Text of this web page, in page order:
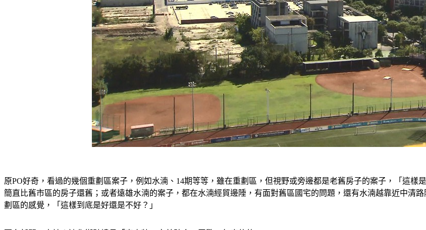
原PO好奇，看過的幾個重劃區案子，例如水湳、14期等等，雖在重劃區，但視野或旁邊都是老舊房子的案子，「這
簡直比舊市區的房子還舊；或者遠雄水湳的案子，都在水湳經貿邊陲，有面對舊區國宅的問題，還有水湳越靠近中清
劃區的感覺 ，「這樣到底是好還是不好？」